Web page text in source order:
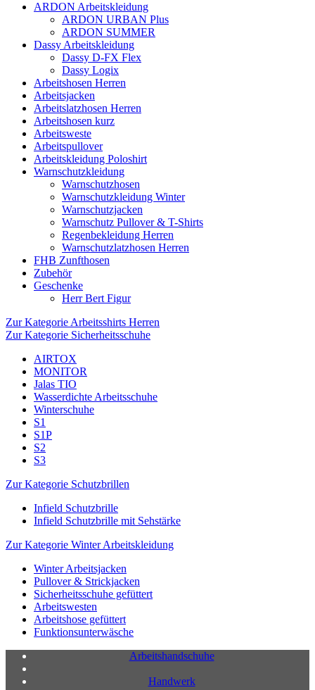
ARDON Arbeitskleidung
ARDON URBAN Plus
ARDON SUMMER
Dassy Arbeitskleidung
Dassy D-FX Flex
Dassy Logix
Arbeitshosen Herren
Arbeitsjacken
Arbeitslatzhosen Herren
Arbeitshosen kurz
Arbeitsweste
Arbeitspullover
Arbeitskleidung Poloshirt
Warnschutzkleidung
Warnschutzhosen
Warnschutzkleidung Winter
Warnschutzjacken
Warnschutz Pullover & T-Shirts
Regenbekleidung Herren
Warnschutzlatzhosen Herren
FHB Zunfthosen
Zubehör
Geschenke
Herr Bert Figur
Zur Kategorie Arbeitsshirts Herren
Zur Kategorie Sicherheitsschuhe
AIRTOX
MONITOR
Jalas TIO
Wasserdichte Arbeitsschuhe
Winterschuhe
S1
S1P
S2
S3
Zur Kategorie Schutzbrillen
Infield Schutzbrille
Infield Schutzbrille mit Sehstärke
Zur Kategorie Winter Arbeitskleidung
Winter Arbeitsjacken
Pullover & Strickjacken
Sicherheitsschuhe gefüttert
Arbeitswesten
Arbeitshose gefüttert
Funktionsunterwäsche
Arbeitshandschuhe
Handwerk